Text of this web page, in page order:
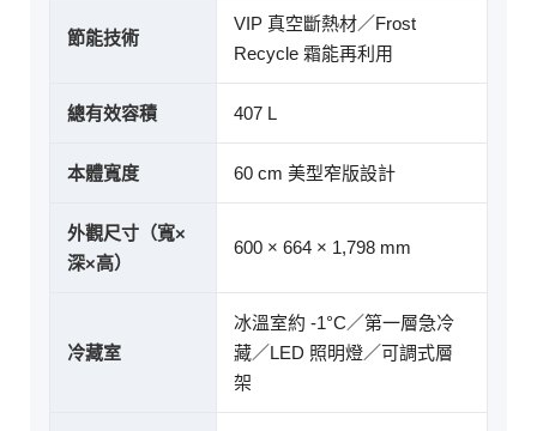
節能技術
VIP 真空斷熱材／Frost
Recycle 霜能再利用
總有效容積 407 L
本體寬度 60 cm 美型窄版設計
外觀尺寸（寬×
深×高）
600 × 664 × 1,798 mm
冷藏室
冰溫室約 -1°C／第一層急冷
藏／LED 照明燈／可調式層
架